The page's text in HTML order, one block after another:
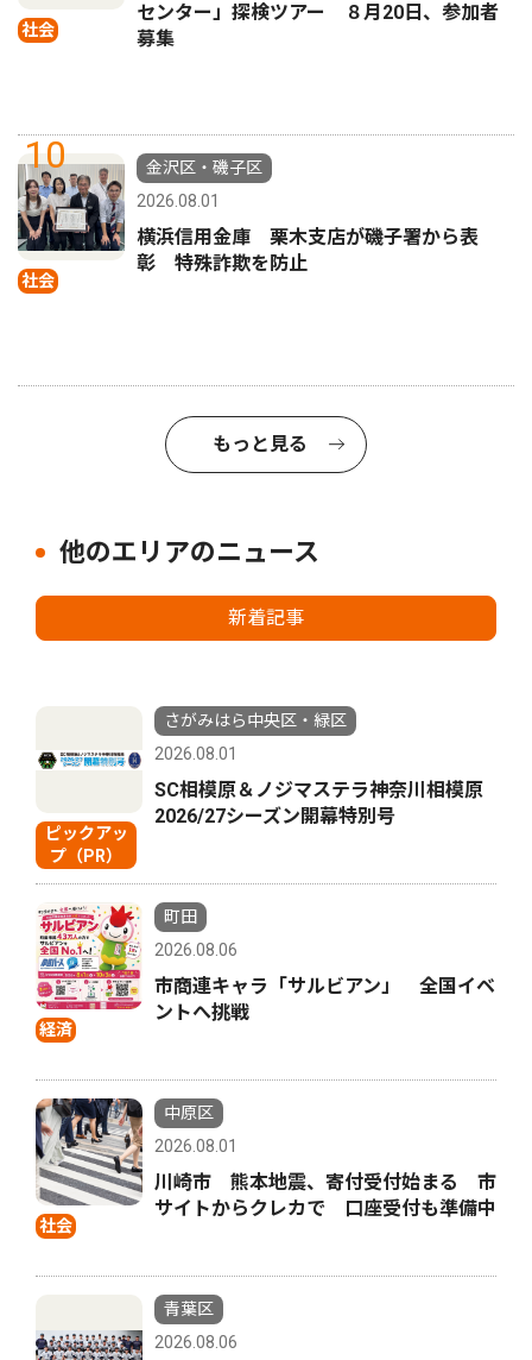
社会
センター」探検ツアー ８月20日、参加者
募集
10
社会
金沢区・磯子区
2026.08.01
横浜信用金庫 栗木支店が磯子署から表
彰 特殊詐欺を防止
もっと見る
他のエリアのニュース
新着記事
ピックアッ
プ（PR）
さがみはら中央区・緑区
2026.08.01
SC相模原＆ノジマステラ神奈川相模原
2026/27シーズン開幕特別号
経済
町田
2026.08.06
市商連キャラ「サルビアン」 全国イベ
ントへ挑戦
社会
中原区
2026.08.01
川崎市 熊本地震、寄付受付始まる 市
サイトからクレカで 口座受付も準備中
青葉区
2026.08.06